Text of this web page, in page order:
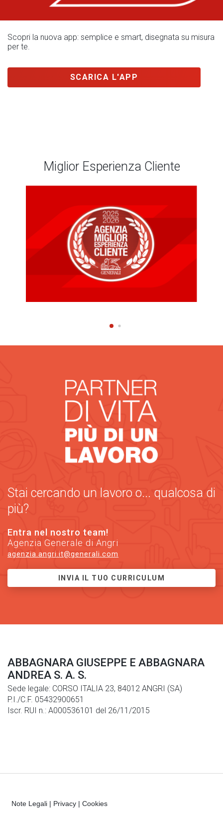
Scopri la nuova app: semplice e smart, disegnata su misura
per te.
SCARICA L'APP
Miglior Esperienza Cliente
Stai cercando un lavoro o... qualcosa di
più?
Entra nel nostro team!
Agenzia Generale di Angri
agenzia.angri.it@generali.com
INVIA IL TUO CURRICULUM
ABBAGNARA GIUSEPPE E ABBAGNARA
ANDREA S. A. S.
Sede legale: CORSO ITALIA 23, 84012 ANGRI (SA)
P.I./C.F. 05432900651
Iscr. RUI n.: A000536101 del 26/11/2015
Note Legali | Privacy | Cookies